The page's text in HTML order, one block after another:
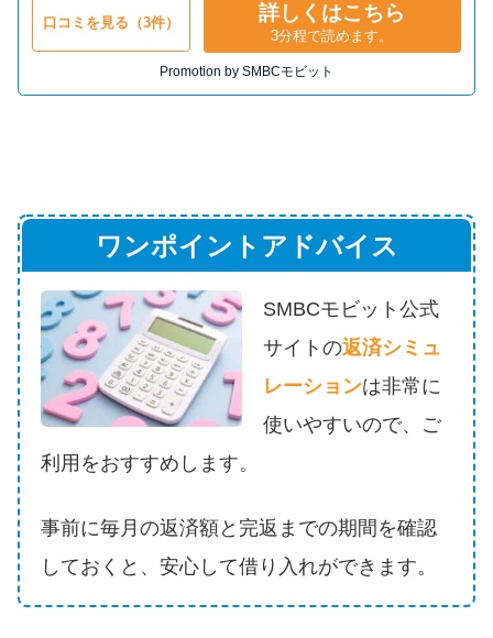
口コミを見る（3件） 詳しくはこちら
3分程で読めます。
Promotion by SMBCモビット
ワンポイントアドバイス
SMBCモビット公式
サイトの返済シミュ
レーションは非常に
使いやすいので、ご
利用をおすすめします。
事前に毎月の返済額と完返までの期間を確認
しておくと、安心して借り入れができます。